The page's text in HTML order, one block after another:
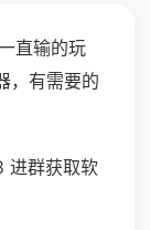
直输的玩
，有需要的
进群获取软